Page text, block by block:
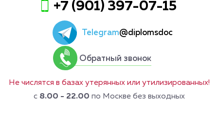
+7 (901) 397-07-15
Telegram@diplomsdoc
Обратный звонок
Не числятся в базах утерянных или утилизированных!
с 8.00 - 22.00 по Москве без выходных